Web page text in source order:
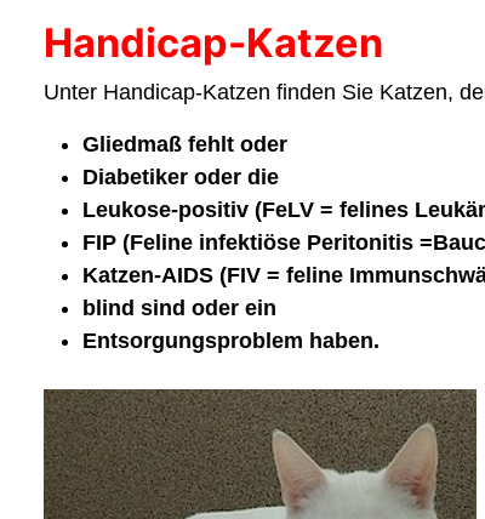
Handicap-Katzen
Unter Handicap-Katzen finden Sie Katzen,
Gliedmaß fehlt oder
Diabetiker oder die
Leukose-positiv (FeLV = felines
FIP (Feline infektiöse Peritonitis
Katzen-AIDS (FIV = feline
blind sind oder ein
Entsorgungsproblem haben.